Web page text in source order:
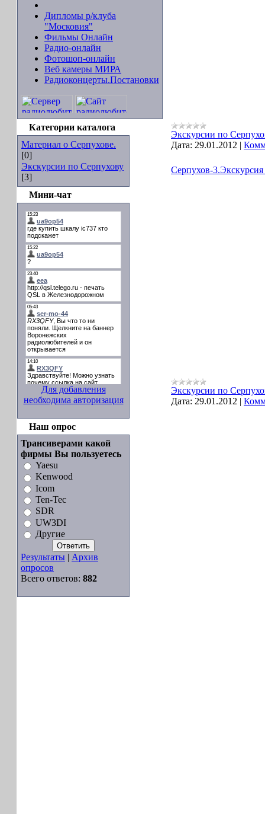
Дипломы р/клуба
"Московия"
Фильмы Онлайн
Радио-онлайн
Фотошоп-онлайн
Веб камеры МИРА
Радиоконцерты.Постановки
Категории каталога
Материал о Серпухове.
[0]
Экскурсии по Серпухову
[3]
Мини-чат
Для добавления
необходима авторизация
Наш опрос
Трансиверами какой
фирмы Вы пользуетесь
Yaesu
Kenwood
Icom
Ten-Tec
SDR
UW3DI
Другие
Результаты | Архив
опросов
Всего ответов: 882
Экскурсии по
Дата: 29.01.2012 |
Серпухов-
Экскурсии по
Дата: 29.01.2012 |